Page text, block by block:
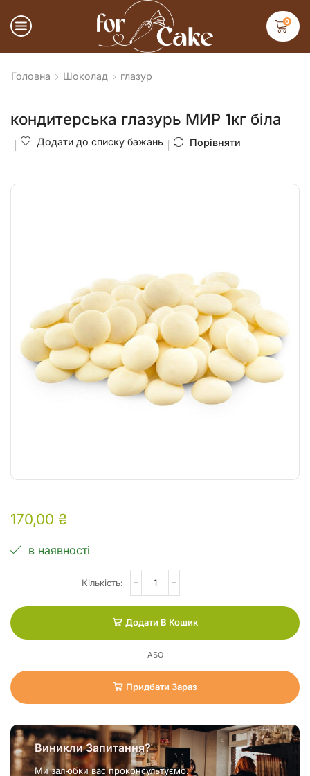
0
Головна Шоколад глазур
кондитерська глазурь МИР 1кг біла
Додати до списку бажань Порівняти
170,00 ₴
в наявності
Додати В Кошик
АБО
Придбати Зараз
Виникли Запитання?
Ми залюбки вас проконсультуємо.